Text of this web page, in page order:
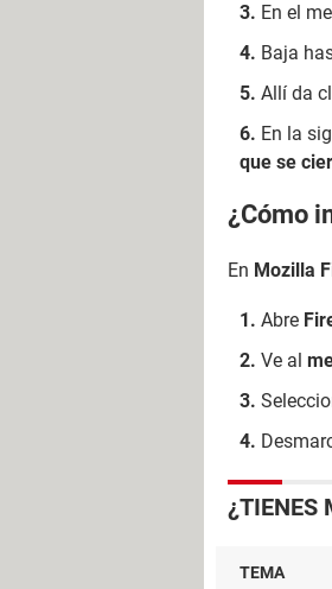
En el
Baja
Allí da
En la
que se
¿Cómo
En Mozilla
Abre
Ve al
¿TIENES
TEMA